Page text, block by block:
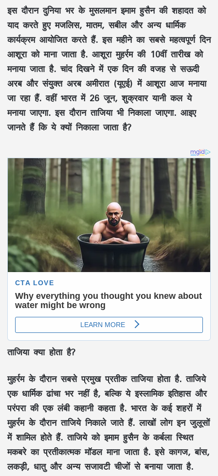
इस दौरान दुनिया भर के मुसलमान इमाम हुसैन की शहादत को
याद करते हुए मजलिस, मातम, सबील और अन्य धार्मिक
कार्यक्रम आयोजित करते हैं. इस महीने का सबसे महत्वपूर्ण दिन
आशूरा को माना जाता है. आशूरा मुहर्रम की 10वीं तारीख को
मनाया जाता है. चांद दिखने में एक दिन की वजह से सऊदी
अरब और संयुक्त अरब अमीरात (यूएई) में आशूरा आज मनाया
जा रहा हैं. वहीं भारत में 26 जून, शुक्रवार यानी कल ये
मनाया जाएगा. इस दौरान ताजिया भी निकाला जाएगा. आइए
जानते हैं कि ये क्यों निकाला जाता है?
ताजिया क्या होता है?
मुहर्रम के दौरान सबसे प्रमुख प्रतीक ताजिया होता है. ताजिये
एक धार्मिक ढांचा भर नहीं है, बल्कि ये इस्लामिक इतिहास और
परंपरा की एक लंबी कहानी कहता है. भारत के कई शहरों में
मुहर्रम के दौरान ताजिये निकाले जाते हैं. लाखों लोग इन जुलूसों
में शामिल होते हैं. ताजिये को इमाम हुसैन के कर्बला स्थित
मकबरे का प्रतीकात्मक मॉडल माना जाता है. इसे कागज, बांस,
लकड़ी, धातु और अन्य सजावटी चीजों से बनाया जाता है.